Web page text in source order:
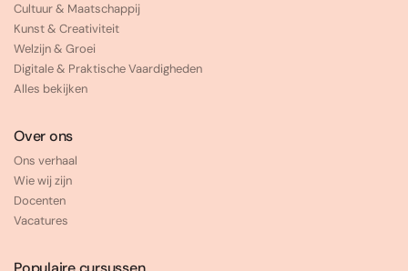
Cultuur & Maatschappij
Kunst & Creativiteit
Welzijn & Groei
Digitale & Praktische Vaardigheden
Alles bekijken
Over ons
Ons verhaal
Wie wij zijn
Docenten
Vacatures